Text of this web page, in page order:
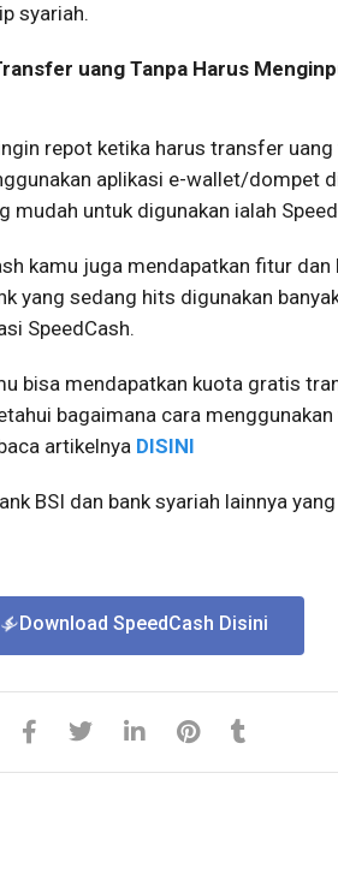
syariah.
uang Tanpa Harus
repot ketika harus transfer
aplikasi e-wallet/dompet
untuk digunakan ialah
kamu juga mendapatkan fitur dan
yang sedang hits digunakan
SpeedCash.
bisa mendapatkan kuota gratis
bagaimana cara
artikelnya DISINI
BSI dan bank syariah lainnya
Download SpeedCash Disini